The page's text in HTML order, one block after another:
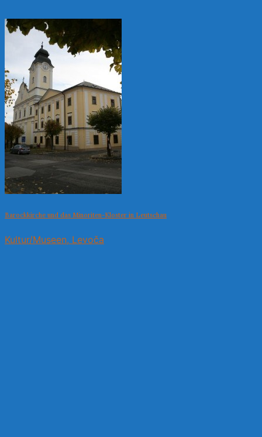
Barockkirche und das Minoriten-Kloster in Leutschau
Kultur/Museen, Levoča